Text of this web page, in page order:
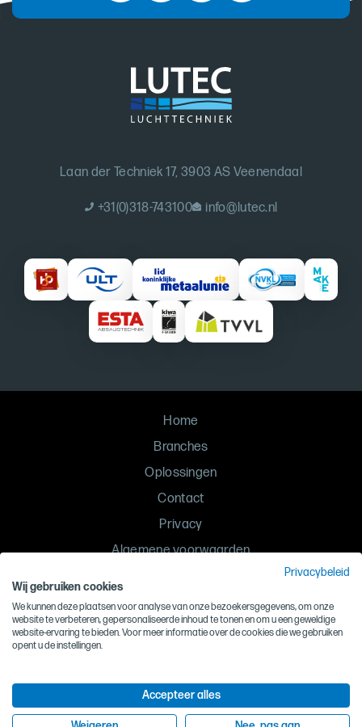
Laan der Techniek 17, 3903 AS Veenendaal
+31(0)318-743100 info@lutec.nl
Home
Branches
Oplossingen
Contact
Privacy
Algemene voorwaarden
Gedragscode
©Lutec Luchttechniek, 2026
Privacybeleid
Wij gebruiken cookies
We kunnen deze plaatsen voor analyse van onze bezoekersgegevens, om onze
website te verbeteren, gepersonaliseerde inhoud te tonen en om u een geweldige
website-ervaring te bieden. Voor meer informatie over de cookies die we gebruiken
opent u de instellingen.
Accepteer alles